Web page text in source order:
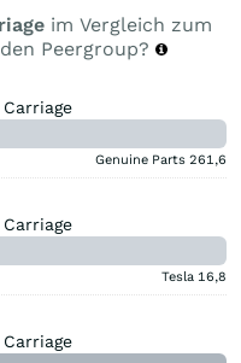
im Vergleich zum
Peergroup?
Genuine Parts 261,6
Tesla 16,8